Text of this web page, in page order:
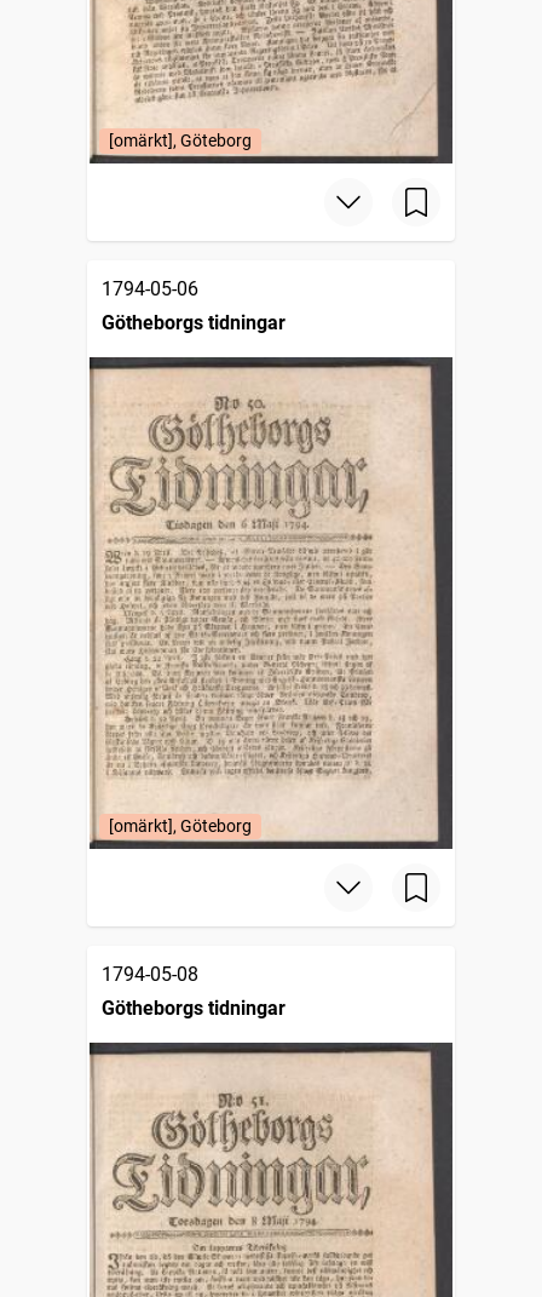
[omärkt], Göteborg
1794-05-06
Götheborgs tidningar
[omärkt], Göteborg
1794-05-08
Götheborgs tidningar